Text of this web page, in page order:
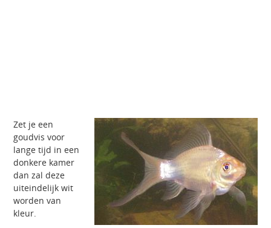
Zet je een
goudvis voor
lange tijd in een
donkere kamer
dan zal deze
uiteindelijk wit
worden van
kleur.